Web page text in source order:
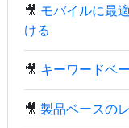
🎥 モバイルに最
ける
🎥 キーワードベ
🎥 製品ベースの